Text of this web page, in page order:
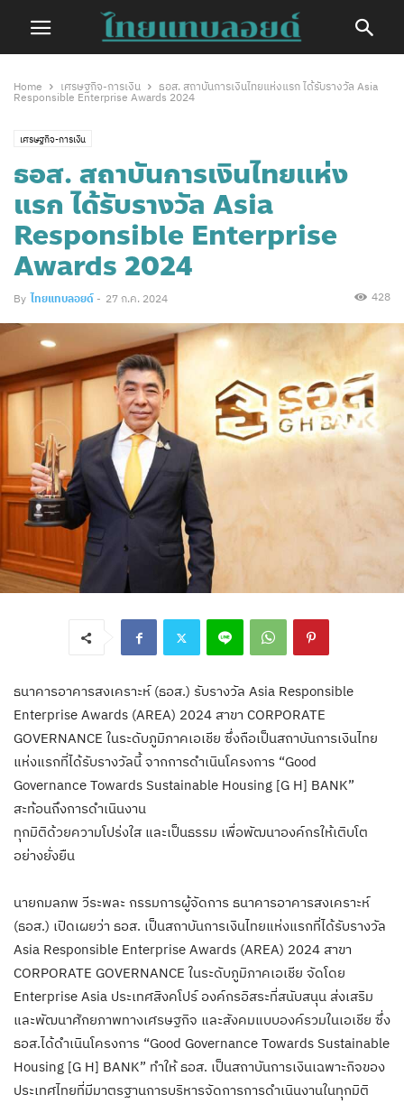
Home เศรษฐกิจ-การเงิน
ธอส. สถาบันการเงินไทยแห่งแรก ได้รับรางวัล Asia
Responsible Enterprise Awards 2024
เศรษฐกิจ-การเงิน
ธอส. สถาบันการเงินไทยแห่ง
แรก ได้รับรางวัล Asia
Responsible Enterprise
Awards 2024
By ไทยแทบลอยด์ - 27 ก.ค. 2024 428
ธนาคารอาคารสงเคราะห์ (ธอส.) รับรางวัล Asia Responsible
Enterprise Awards (AREA) 2024 สาขา CORPORATE
GOVERNANCE ในระดับภูมิภาคเอเชีย ซึ่งถือเป็นสถาบันการเงินไทย
แห่งแรกที่ได้รับรางวัลนี้ จากการดำเนินโครงการ “Good
Governance Towards Sustainable Housing [G H] BANK”
สะท้อนถึงการดำเนินงาน
ทุกมิติด้วยความโปร่งใส และเป็นธรรม เพื่อพัฒนาองค์กรให้เติบโต
อย่างยั่งยืน
นายกมลภพ วีระพละ กรรมการผู้จัดการ ธนาคารอาคารสงเคราะห์
(ธอส.) เปิดเผยว่า ธอส. เป็นสถาบันการเงินไทยแห่งแรกที่ได้รับรางวัล
Asia Responsible Enterprise Awards (AREA) 2024 สาขา
CORPORATE GOVERNANCE ในระดับภูมิภาคเอเชีย จัดโดย
Enterprise Asia ประเทศสิงคโปร์ องค์กรอิสระที่สนับสนุน ส่งเสริม
และพัฒนาศักยภาพทางเศรษฐกิจ และสังคมแบบองค์รวมในเอเชีย ซึ่ง
ธอส.ได้ดำเนินโครงการ “Good Governance Towards Sustainable
Housing [G H] BANK” ทำให้ ธอส. เป็นสถาบันการเงินเฉพาะกิจของ
ประเทศไทยที่มีมาตรฐานการบริหารจัดการการดำเนินงานในทุกมิติ